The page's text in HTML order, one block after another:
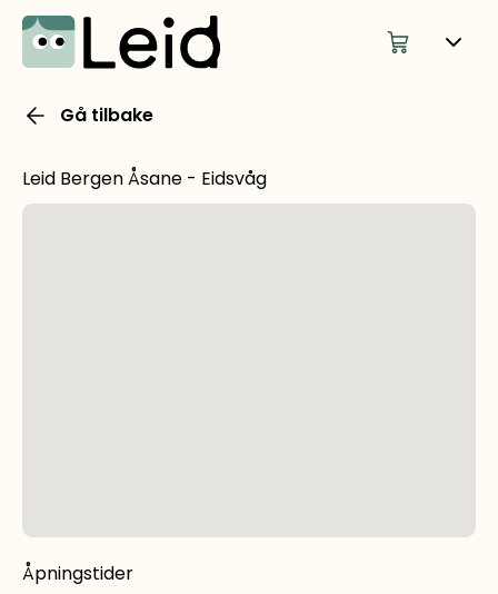
Gå tilbake
Leid Bergen Åsane - Eidsvåg
Åpningstider